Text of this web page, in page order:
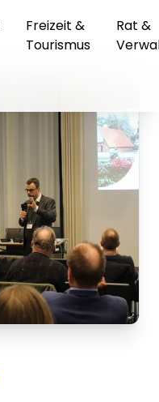
Freizeit &
Tourismus
Rat &